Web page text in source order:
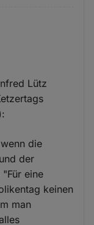
Lütz
die
der
eine
keinen
man